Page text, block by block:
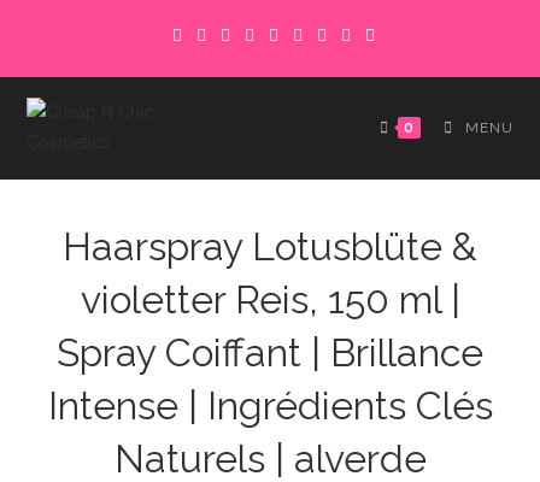
content
0 MENU
Haarspray Lotusblüte &
violetter Reis, 150 ml |
Spray Coiffant | Brillance
Intense | Ingrédients Clés
Naturels | alverde